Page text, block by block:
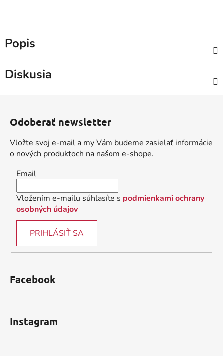
Popis
Diskusia
Odoberať newsletter
Vložte svoj e-mail a my Vám budeme zasielať informácie
o nových produktoch na našom e-shope.
Email
Vložením e-mailu súhlasíte s podmienkami ochrany
osobných údajov
PRIHLÁSIŤ SA
Facebook
Instagram